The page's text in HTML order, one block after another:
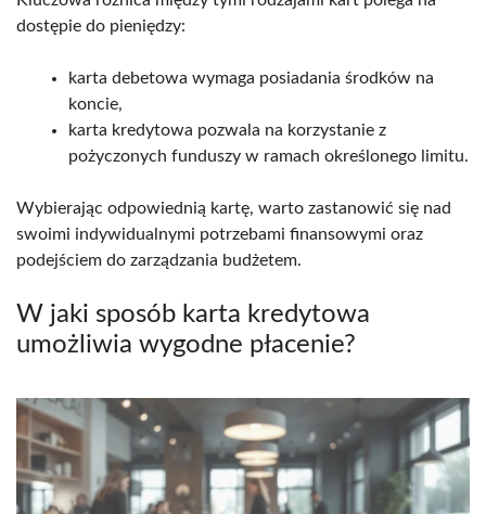
dostępie do pieniędzy:
karta debetowa wymaga posiadania środków na
koncie,
karta kredytowa pozwala na korzystanie z
pożyczonych funduszy w ramach określonego limitu.
Wybierając odpowiednią kartę, warto zastanowić się nad
swoimi indywidualnymi potrzebami finansowymi oraz
podejściem do zarządzania budżetem.
W jaki sposób karta kredytowa
umożliwia wygodne płacenie?